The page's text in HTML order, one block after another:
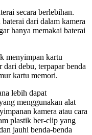
secara berlebihan.
dari dalam kamera
hanya memakai baterai
menyimpan kartu
debu, terpapar benda
kartu memori.
lebih dapat
menggunakan alat
kamera atau cara
plastik ber-clip yang
jauhi benda-benda